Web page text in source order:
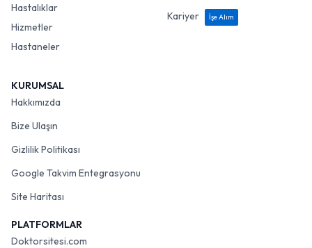
Hastalıklar
Hizmetler
Hastaneler
Kariyer
İşe Alım
KURUMSAL
Hakkımızda
Bize Ulaşın
Gizlilik Politikası
Google Takvim Entegrasyonu
Site Haritası
PLATFORMLAR
Doktorsitesi.com